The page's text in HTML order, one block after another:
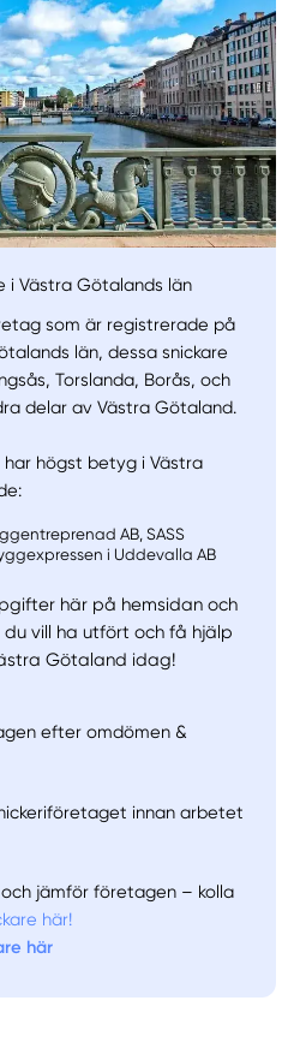
i Västra Götalands län
som är registrerade på
län, dessa snickare
Torslanda, Borås, och
delar av Västra Götaland.
högst betyg i Västra
AB, SASS
i Uddevalla AB
här på hemsidan och
vill ha utfört och få hjälp
Götaland idag!
efter omdömen &
innan arbetet
jämför företagen – kolla
här!
här